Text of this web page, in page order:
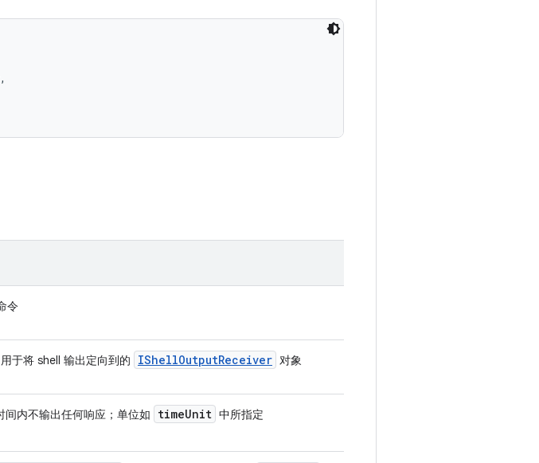
令
用于将 shell 输出定向到的 IShellOutputReceiver 对象
间内不输出任何响应；单位如 timeUnit 中所指定